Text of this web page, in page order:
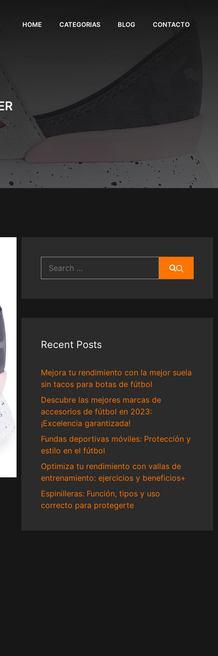
HOME CATEGORIAS BLOG CONTACTO
for:
Recent Posts
Mejora tu rendimiento con la mejor suela
sin tacos para botas de fútbol
Descubre las mejores marcas de
accesorios de fútbol en 2023:
¡Excelencia garantizada!
Fundas deportivas móviles: Protección y
estilo en el fútbol
Optimiza tu rendimiento con vallas de
entrenamiento: ejercicios y beneficios+
Espinilleras: Función, tipos y uso
correcto para protegerte